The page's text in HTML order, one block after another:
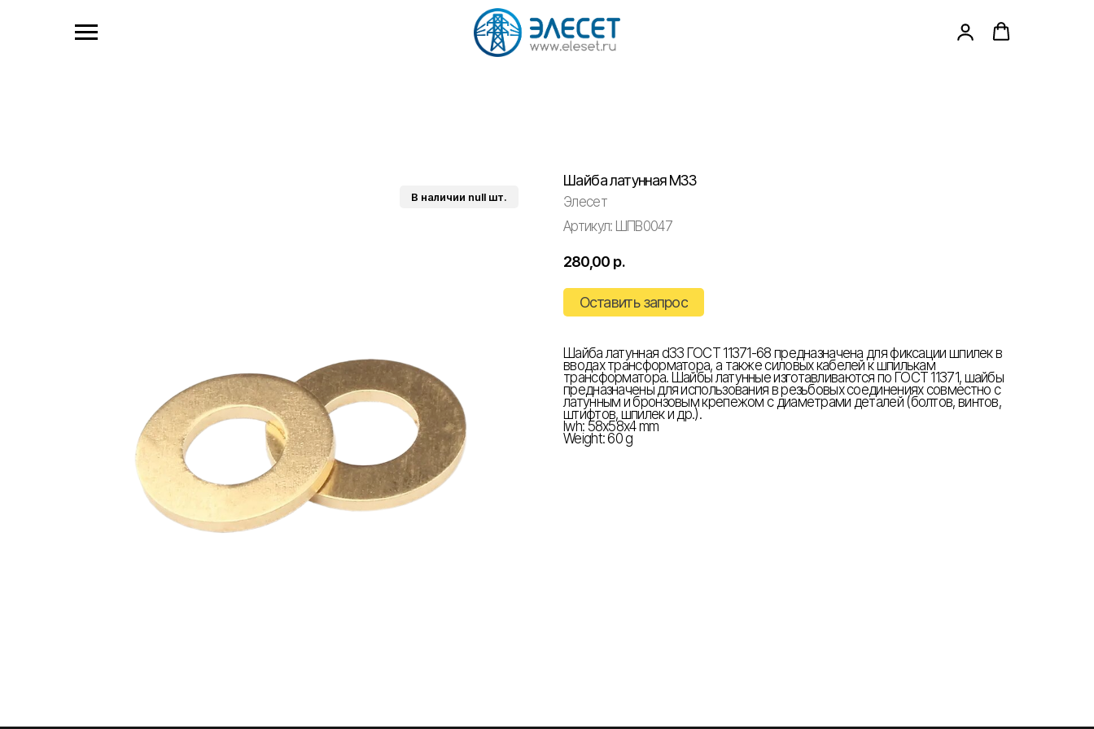
Шайба латунная М33
Элесет
Артикул: ШПВ0047
280,00 р.
Оставить запрос
Шайба латунная d33 ГОСТ 11371-68 предназначена для фиксации шпилек в
вводах трансформатора, а также силовых кабелей к шпилькам
трансформатора. Шайбы латунные изготавливаются по ГОСТ 11371, шайбы
предназначены для использования в резьбовых соединениях совместно с
латунным и бронзовым крепежом с диаметрами деталей (болтов, винтов,
штифтов, шпилек и др.).
lwh: 58x58x4 mm
Weight: 60 g